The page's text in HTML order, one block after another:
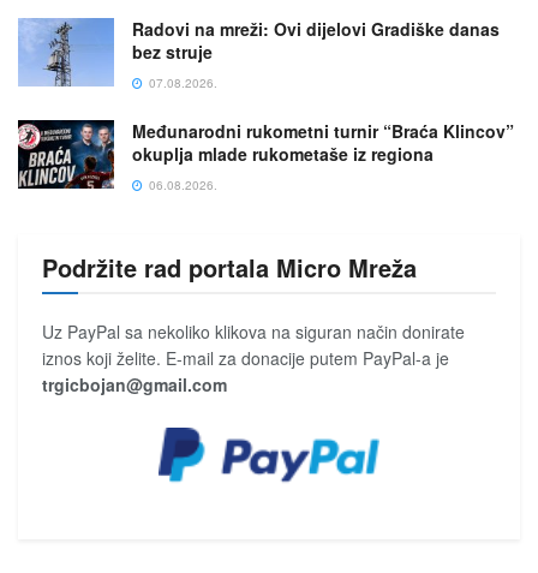
Radovi na mreži: Ovi dijelovi Gradiške danas
bez struje
07.08.2026.
Međunarodni rukometni turnir “Braća Klincov”
okuplja mlade rukometaše iz regiona
06.08.2026.
Podržite rad portala Micro Mreža
Uz PayPal sa nekoliko klikova na siguran način donirate
iznos koji želite. E-mail za donacije putem PayPal-a je
trgicbojan@gmail.com